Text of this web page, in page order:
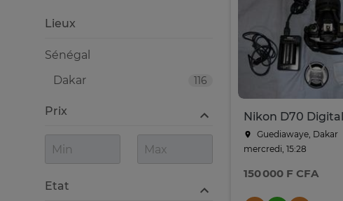
Guediawaye, Dakar
mercredi, 15:28
150 000 F CFA
Lieux
Sénégal
116
Dakar
Prix
Etat